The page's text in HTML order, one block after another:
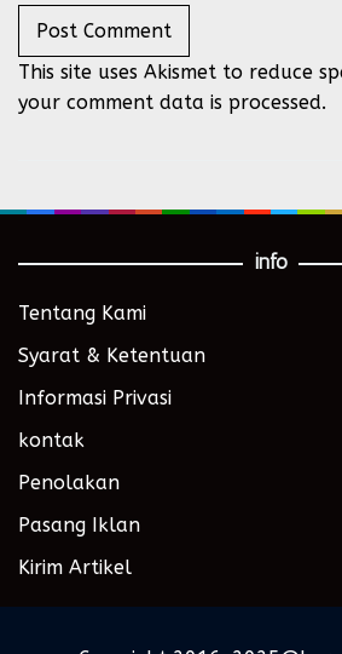
This site uses Akismet to reduce
your comment data is processed.
info
Tentang Kami
Syarat & Ketentuan
Informasi Privasi
kontak
Penolakan
Pasang Iklan
Kirim Artikel